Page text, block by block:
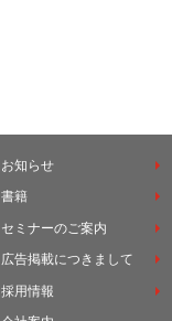
お知らせ
書籍
セミナーのご案内
広告掲載につきまして
採用情報